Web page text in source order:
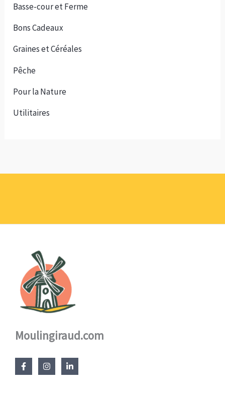
Basse-cour et Ferme
Bons Cadeaux
Graines et Céréales
Pêche
Pour la Nature
Utilitaires
Moulingiraud.com